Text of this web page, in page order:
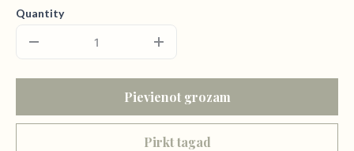
Quantity
Pievienot grozam
Pirkt tagad